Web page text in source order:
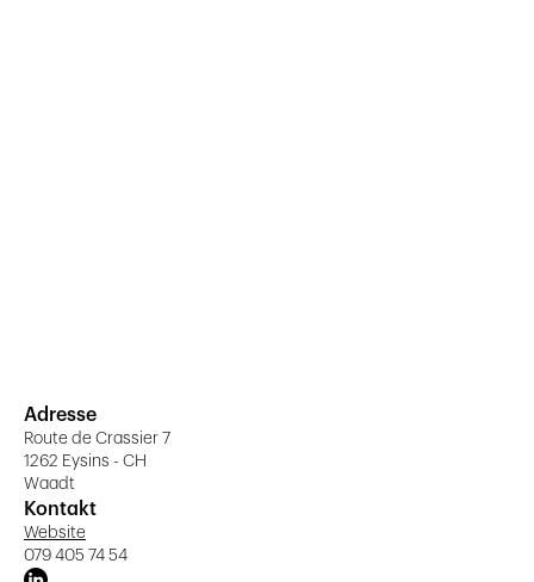
Adresse
Route de Crassier 7
1262 Eysins - CH
Waadt
Kontakt
Website
079 405 74 54